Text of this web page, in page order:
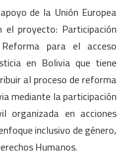
de la Unión Europea
el proyecto: Participación
para el acceso
en Bolivia que tiene
al proceso de reforma
mediante la participación
organizada en acciones
inclusivo de género,
Humanos.